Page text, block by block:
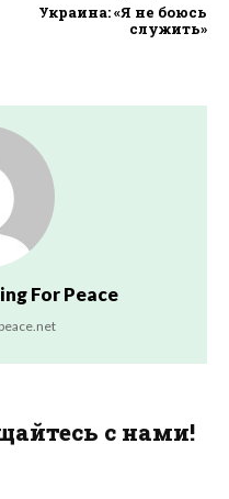
Украина: «Я не боюсь
служить»
For Peace
с нами!